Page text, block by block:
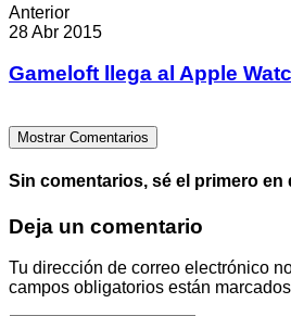
Anterior
28 Abr 2015
Gameloft llega al Apple
Mostrar Comentarios
Sin comentarios, sé el primero en
Deja un comentario
Tu dirección de correo electrónico
campos obligatorios están